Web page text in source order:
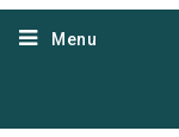
Menu